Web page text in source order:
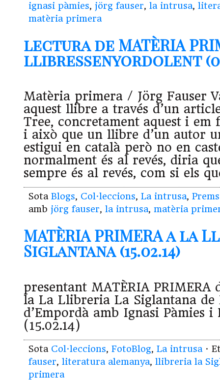
ignasi pàmies, jörg fauser, la intrusa,
matèria primera
lectura de MATÈRIA
llibressenyordolent
Matèria primera / Jörg Fauser
aquest llibre a través d’un
Tree, concretament aquest i
i això que un llibre d’un autor
estigui en català però no en
normalment és al revés, diria
sempre és al revés, com si els
Sota Blogs, Col·leccions, La intrusa,
amb jörg fauser, la intrusa, matèria
MATÈRIA PRIMERA a la
Siglantana (15.02.14)
presentant MATÈRIA PRIMERA
la La Llibreria La Siglantana de
d’Empordà amb Ignasi Pàmies
(15.02.14)
Sota Col·leccions, FotoBlog, La intrusa ·
fauser, literatura alemanya, llibreria la
primera